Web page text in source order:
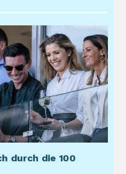
durch die 100